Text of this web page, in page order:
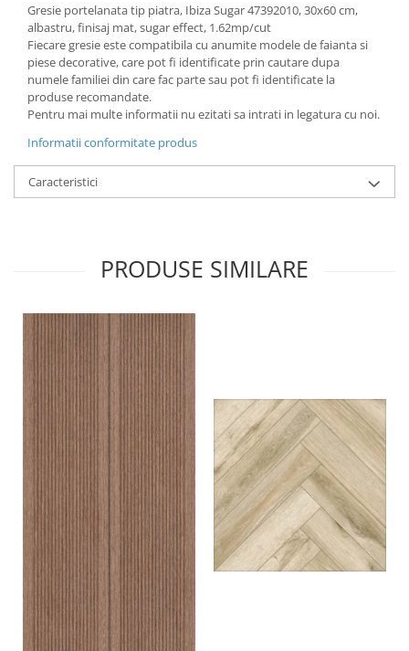
Gresie portelanata tip piatra, Ibiza Sugar 47392010, 30x60 cm,
albastru, finisaj mat, sugar effect, 1.62mp/cut
Fiecare gresie este compatibila cu anumite modele de faianta si
piese decorative, care pot fi identificate prin cautare dupa
numele familiei din care fac parte sau pot fi identificate la
produse recomandate.
Pentru mai multe informatii nu ezitati sa intrati in legatura cu noi.
Informatii conformitate produs
Caracteristici
PRODUSE SIMILARE